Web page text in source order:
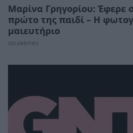
Μαρίνα Γρηγορίου: Έφερε
πρώτο της παιδί – Η
μαιευτήριο
CELEBRITIES